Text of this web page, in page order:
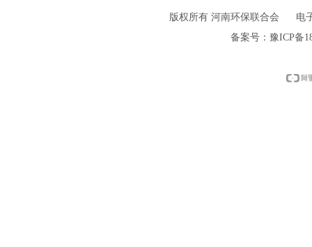
版权所有 河南环保联合会 电子
备案号： 豫ICP备